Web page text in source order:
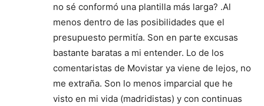
no sé conformó una plantilla más larga? .Al
menos dentro de las posibilidades que el
presupuesto permitía. Son en parte excusas
bastante baratas a mi entender. Lo de los
comentaristas de Movistar ya viene de lejos, no
me extraña. Son lo menos imparcial que he
visto en mi vida (madridistas) y con continuas